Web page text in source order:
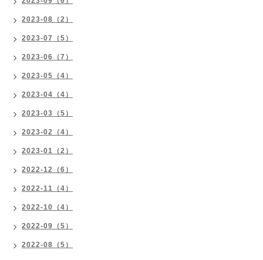
2023-08（2）
2023-07（5）
2023-06（7）
2023-05（4）
2023-04（4）
2023-03（5）
2023-02（4）
2023-01（2）
2022-12（6）
2022-11（4）
2022-10（4）
2022-09（5）
2022-08（5）